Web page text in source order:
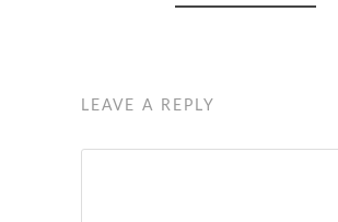
LEAVE A REPLY